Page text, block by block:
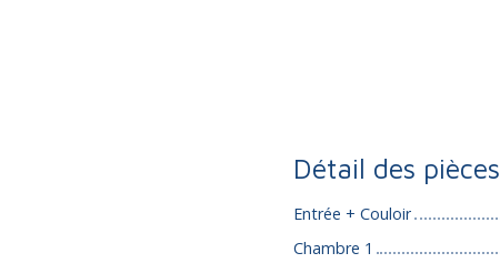
Détail des pièces
Entrée + Couloir
Chambre 1